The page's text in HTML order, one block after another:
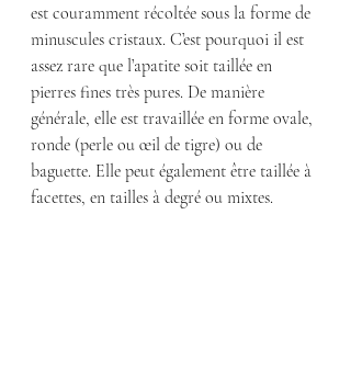
est couramment récoltée sous la forme de
minuscules cristaux. C’est pourquoi il est
assez rare que l’apatite soit taillée en
pierres fines très pures. De manière
générale, elle est travaillée en forme ovale,
ronde (perle ou œil de tigre) ou de
baguette. Elle peut également être taillée à
facettes, en tailles à degré ou mixtes.